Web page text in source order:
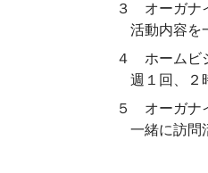
３ オーガナ
活動内容を
４ ホームビ
週１回、２
５ オーガナ
一緒に訪問